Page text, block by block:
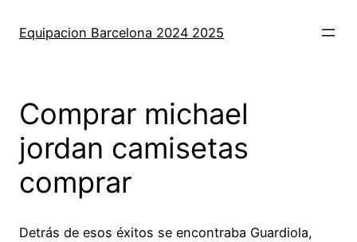
Equipacion Barcelona 2024 2025
Comprar michael
jordan camisetas
comprar
Detrás de esos éxitos se encontraba Guardiola,